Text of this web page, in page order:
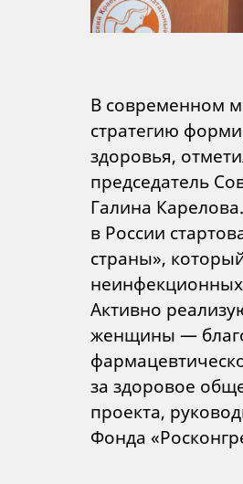
В современном
стратегию
здоровья,
председатель
Галина
в России
страны»,
неинфекционных
Активно
женщины —
за здоровое
проекта,
Фонда